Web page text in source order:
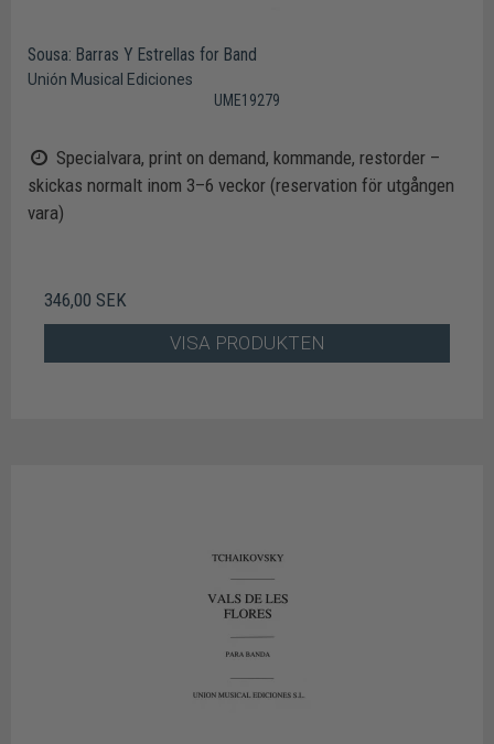
Sousa: Barras Y Estrellas for Band
Unión Musical Ediciones
UME19279
Specialvara, print on demand, kommande, restorder –
skickas normalt inom 3–6 veckor (reservation för utgången
vara)
346,00 SEK
VISA PRODUKTEN